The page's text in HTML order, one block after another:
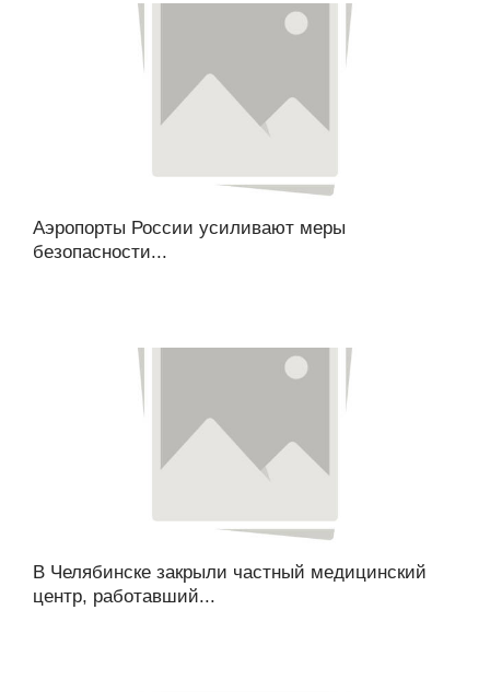
Аэропорты России усиливают меры
безопасности...
В Челябинске закрыли частный медицинский
центр, работавший...